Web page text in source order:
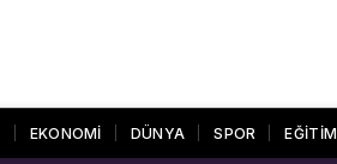
EKONOMİ DÜNYA SPOR EĞİTİM